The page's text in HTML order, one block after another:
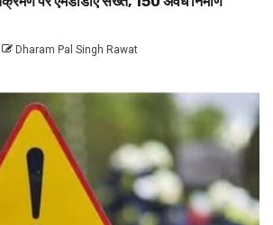
Dharam Pal Singh Rawat